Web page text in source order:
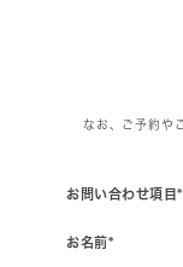
なお、ご予約や
お問い合わせ項目*
お名前*